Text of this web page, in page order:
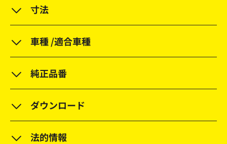
寸法
車種 /適合車種
純正品番
ダウンロード
法的情報